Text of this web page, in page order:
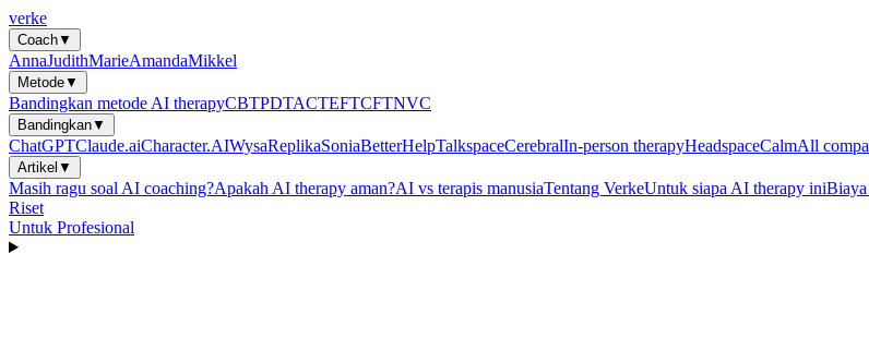
verke
Coach▼
AnnaJudithMarieAmandaMikkel
Metode▼
Bandingkan metode AI therapyCBTPDTACTEFTCFTNVC
Bandingkan▼
ChatGPTClaude.aiCharacter.AIWysaReplikaSoniaBetterHelpTalkspaceCerebralIn-person therapyHeadspaceCalmAll
Artikel ▼
Masih ragu soal AI coaching?Apakah AI therapy aman?AI vs terapis manusiaTentang VerkeUntuk siapa AI therapy ini
Riset
Untuk Profesional